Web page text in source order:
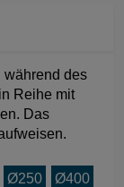
während des
Reihe mit
Das
Ø250
Ø400